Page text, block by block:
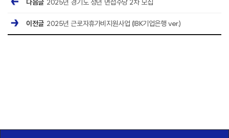
다음글 2025년 경기도 청년 면접수당 2차 모집
이전글 2025년 근로자휴가비지원사업 (IBK기업은행 ver.)